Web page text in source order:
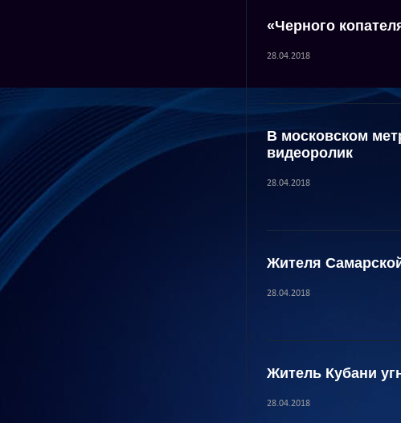
«Черного
28.04.2018
В московском
видеоролик
28.04.2018
Жителя
28.04.2018
Житель Кубани
28.04.2018